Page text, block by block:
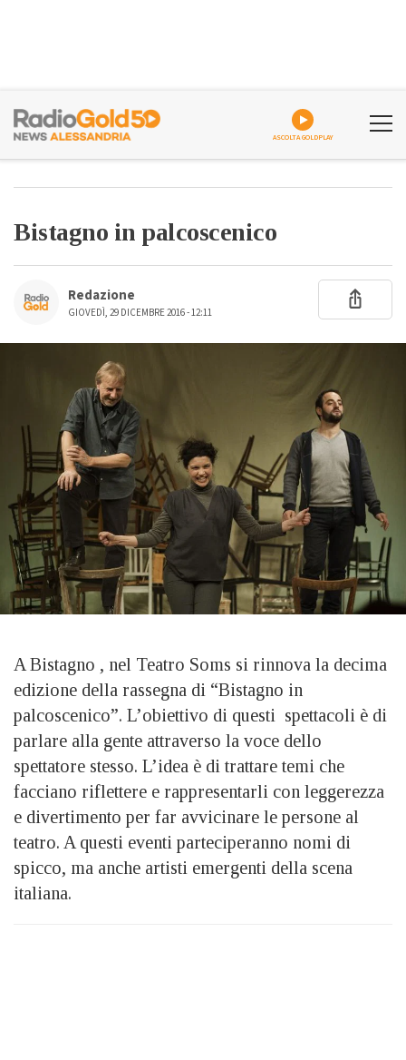
ASCOLTA GOLDPLAY
Bistagno in palcoscenico
Redazione
GIOVEDÌ, 29 DICEMBRE 2016 - 12:11
A Bistagno , nel Teatro Soms si rinnova la decima
edizione della rassegna di “Bistagno in
palcoscenico”. L’obiettivo di questi spettacoli è di
parlare alla gente attraverso la voce dello
spettatore stesso. L’idea è di trattare temi che
facciano riflettere e rappresentarli con leggerezza
e divertimento per far avvicinare le persone al
teatro. A questi eventi parteciperanno nomi di
spicco, ma anche artisti emergenti della scena
italiana.